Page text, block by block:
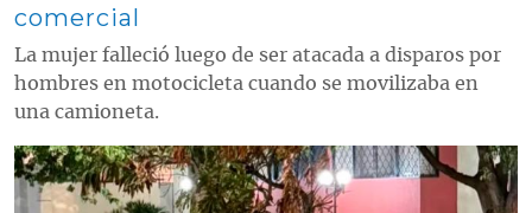
comercial
La mujer falleció luego de ser atacada a disparos por
hombres en motocicleta cuando se movilizaba en
una camioneta.
Contenido multimedia principal